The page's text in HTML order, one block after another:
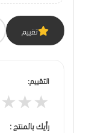
تقييم
التقييم:
★★★
رأيك بالمنتج :